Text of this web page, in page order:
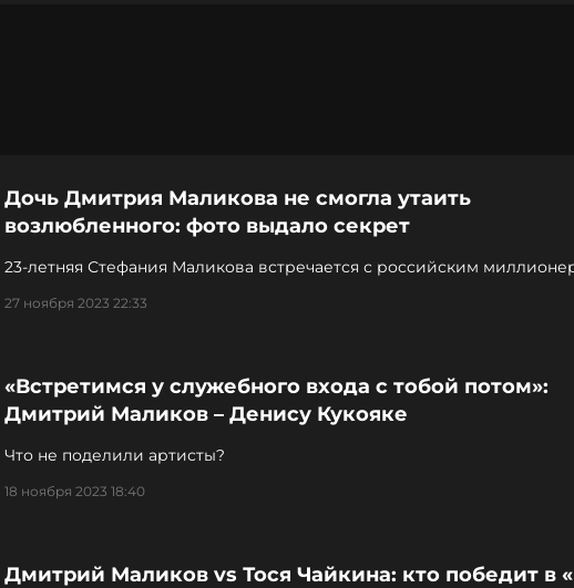
Дочь Дмитрия Маликова не смогла утаить
возлюбленного: фото выдало секрет
23-летняя Стефания Маликова встречается с российским
27 ноября 2023 22:33
«Встретимся у служебного входа с тобой потом»:
Дмитрий Маликов – Денису Кукояке
Что не поделили артисты?
18 ноября 2023 18:40
Дмитрий Маликов vs Тося Чайкина: кто победит в